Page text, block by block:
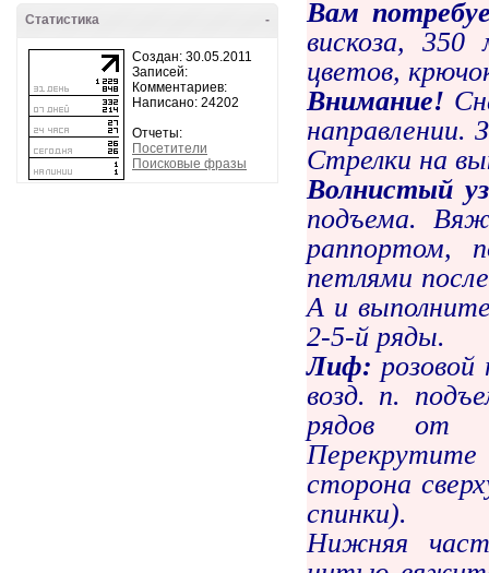
-
Статистика
Создан: 30.05.2011
Записей:
Комментариев:
Написано: 24202
Отчеты:
Посетители
Поисковые фразы
Вам
вискоза,
цветов,
Внимание!
Стрелки на
Волнистый
подъема.
раппортом,
петлями
А и
2-5-й ряды.
Лиф:
возд. п.
рядов от
сторона
спинки).
Нижняя